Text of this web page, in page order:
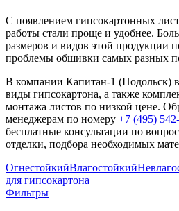
С появлением гипсокартонных
работы стали проще и удобнее.
размеров и видов этой продукции
проблемы обшивки самых разных
В компании Капитан-1 (Подольск)
виды гипсокартона, а также
монтажа листов по низкой цене.
менеджерам по номеру +7 (495)
бесплатные консультации по
отделки, подбора необходимых
ОгнестойкийВлагостойкий
для гипсокартона
Фильтры